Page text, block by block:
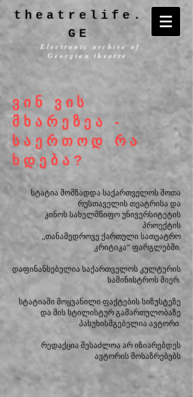
theatrelife.
GE
Electronic archive of
Georgian theatre
ვინ ვის
მხარეზეა -
საერთოდ რა
ხდება?
სტატია მომზადდა საქართველოს შოთა
რუსთაველის თეატრისა და
კინოს სახელმწიფო უნივერსიტეტის
პროექტის
„თანამედროვე ქართული სათეატრო
კრიტიკა“ ფარგლებში.
დაფინანსებულია საქართველოს კულტურის
სამინისტროს მიერ.
სტატიაში მოყვანილი ფაქტების სიზუსტეზე
და მის სტილისტურ გამართულობაზე
პასუხისმგებელია ავტორი.
რედაქცია შესაძლოა არ იზიარებდეს
ავტორის მოსაზრებებს